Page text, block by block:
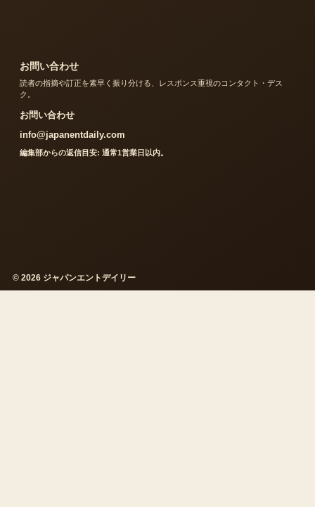
お問い合わせ
読者の指摘や訂正を素早く振り分ける、レスポンス重視のコンタクト・デス
ク。
お問い合わせ
info@japanentdaily.com
編集部からの返信目安: 通常1営業日以内。
© 2026 ジャパンエントデイリー